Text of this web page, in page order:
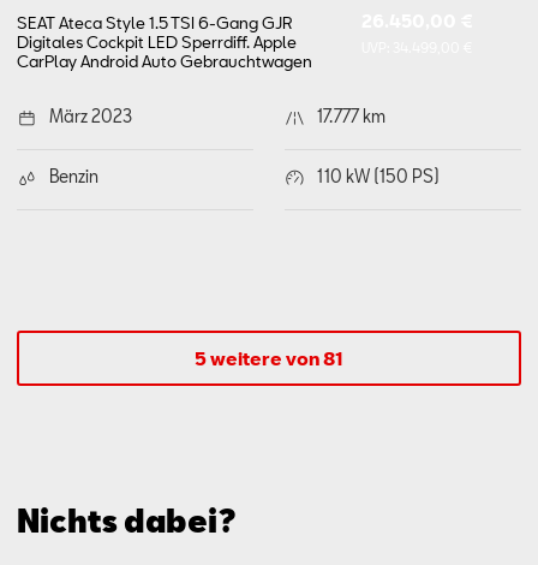
SEAT Ateca Style 1.5 TSI 6-Gang GJR
Digitales Cockpit LED Sperrdiff. Apple
CarPlay Android AutoGebrauchtwagen
März 2023 17.777 km
Benzin 110 kW (150 PS)
5 weitere von 81
Nichts dabei?